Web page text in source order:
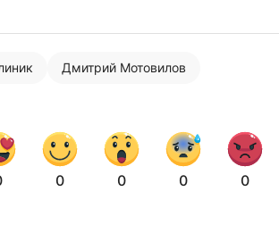
Дмитрий Мотовилов
0 0 0 0
соглашаетесь сполитикой конфиденциальности